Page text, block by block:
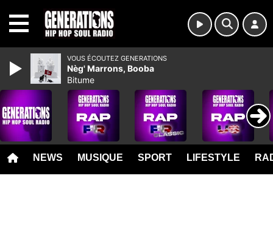
NEWS MUSIQUE SPORT LIFESTYLE
VOUS ÉCOUTEZ GENERATIONS
Nèg' Marrons, Booba
Bitume